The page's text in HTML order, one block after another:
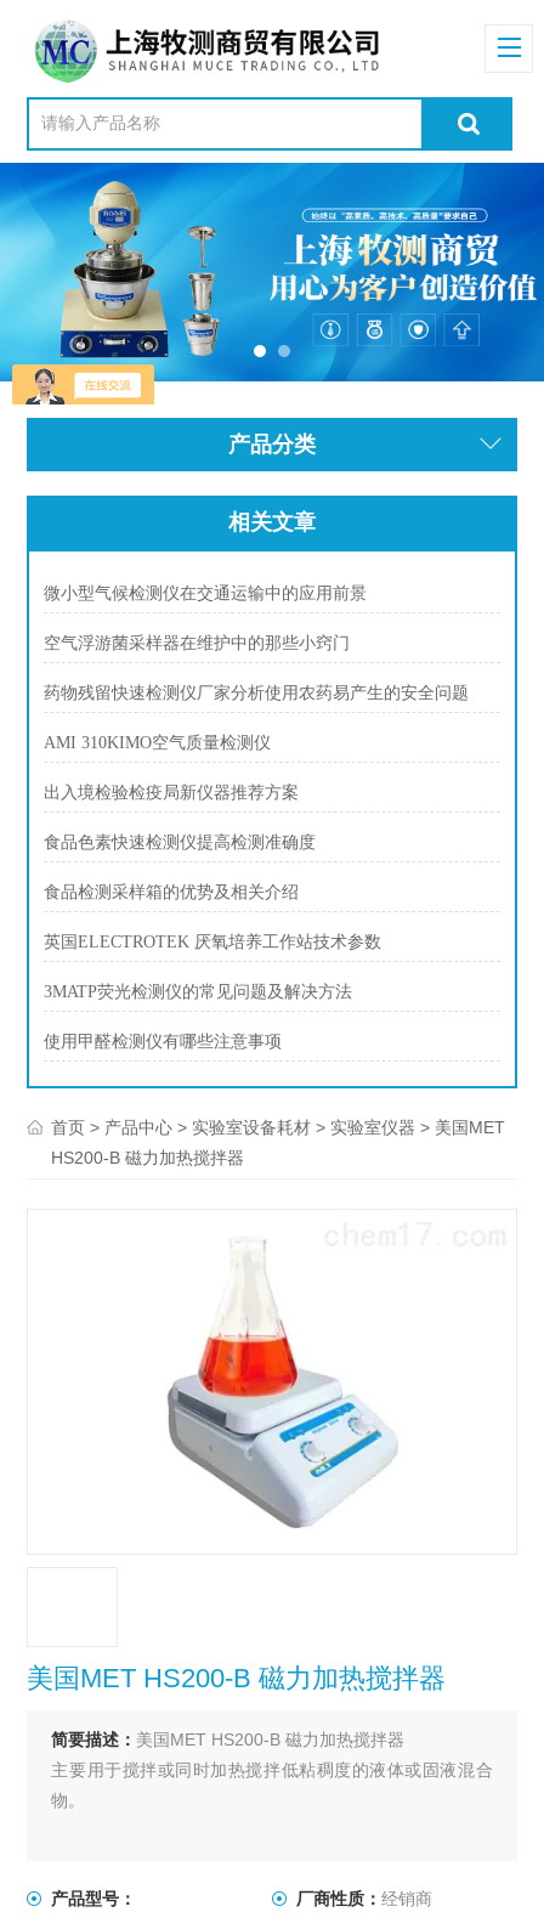
产品分类
相关文章
微小型气候检测仪在交通运输中的应用前景
空气浮游菌采样器在维护中的那些小窍门
药物残留快速检测仪厂家分析使用农药易产生的安全问题
AMI 310KIMO空气质量检测仪
出入境检验检疫局新仪器推荐方案
食品色素快速检测仪提高检测准确度
食品检测采样箱的优势及相关介绍
英国ELECTROTEK 厌氧培养工作站技术参数
3MATP荧光检测仪的常见问题及解决方法
使用甲醛检测仪有哪些注意事项
首页 > 产品中心 > 实验室设备耗材 > 实验室仪器 > 美国MET
HS200-B 磁力加热搅拌器
美国MET HS200-B 磁力加热搅拌器
简要描述： 美国MET HS200-B 磁力加热搅拌器
主要用于搅拌或同时加热搅拌低粘稠度的液体或固液混合
物。
产品型号： 厂商性质： 经销商